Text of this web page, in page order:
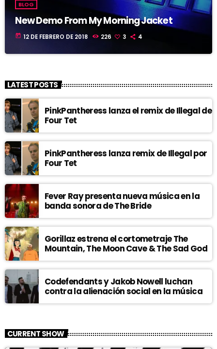
BLOG
New Demo From My Morning Jacket
today 12 DE FEBRERO DE 2018 226 3 4
LATEST POSTS
PinkPantheress lanza el remix de Illegal de
Four Tet
PinkPantheress lanza remix de Illegal por
Four Tet
Fever Ray presenta nueva música en la
banda sonora de The Bride
Gorillaz estrena el cortometraje The
Mountain, The Moon Cave & The Sad God
Codefendants y Jakob Nowell luchan
contra la alienación social en la música
CURRENT SHOW